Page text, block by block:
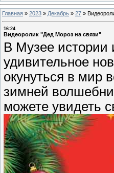
Главная » 2023 » Декабрь » 27 »
16:24
Видеоролик "Дед Мороз на связи"
В Музее истории
удивительное
окунуться в мир
зимней
можете увидеть